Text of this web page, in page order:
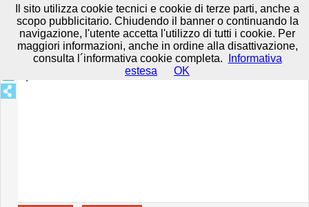
Prenota in tutta sicurezza con HTTPS All rights reserved. Privacy e
Cookie-Disclaimer-Termini d'uso
Specializzazioni:
Il sito utilizza cookie tecnici e cookie di terze parti, anche a
scopo pubblicitario. Chiudendo il banner o continuando la
navigazione, l'utente accetta l'utilizzo di tutti i cookie. Per
maggiori informazioni, anche in ordine alla disattivazione,
consulta l´informativa cookie completa.
Informativa
estesa
OK